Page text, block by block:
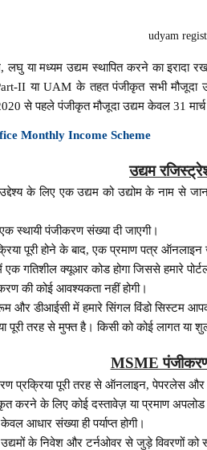
udyam
लघु या मध्यम उद्यम स्थापित करने का
II या UAM के तहत पंजीकृत सभी मौजूदा
से पहले पंजीकृत मौजूदा उद्यम केवल 31
Monthly Income Scheme
उद्यम
के लिए एक उद्यम को उद्योम के नाम से
स्थायी पंजीकरण संख्या दी जाएगी।
पूरी होने के बाद, एक प्रमाण पत्र ऑनलाइन
गतिशील क्यूआर कोड होगा जिससे हमारे
की कोई आवश्यकता नहीं होगी।
और डीआईसी में हमारे सिंगल विंडो सिस्टम
पूरी तरह से मुफ्त है। किसी को कोई लागत या
MSME
प्रक्रिया पूरी तरह से ऑनलाइन, पेपरलेस और
करने के लिए कोई दस्तावेज़ या प्रमाण
आधार संख्या ही पर्याप्त होगी।
के निवेश और टर्नओवर से जुड़े विवरणों को